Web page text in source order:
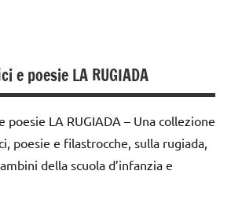
poesie LA RUGIADA
LA RUGIADA – Una collezione
poesie e filastrocche, sulla rugiada,
della scuola d’infanzia e